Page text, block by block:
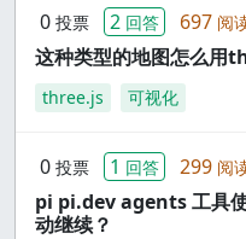
0 投票 2 回答 697 阅
这种类型的地图怎么用
three.js 可视化
0 投票 1 回答 299 阅
pi pi.dev agents 工具
动继续？